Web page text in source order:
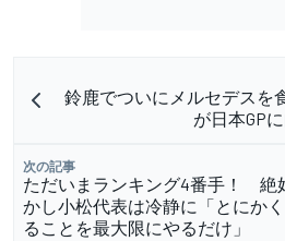
鈴鹿でついにメルセデス
が日本GP
次の記事
ただいまランキング4番手！ 絶
かし小松代表は冷静に「とにか
ることを最大限にやるだけ」